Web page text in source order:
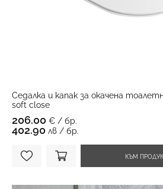
Седалка и капак за окачена
soft close
206.00 € / бр.
402.90 лв / бр.
КЪМ